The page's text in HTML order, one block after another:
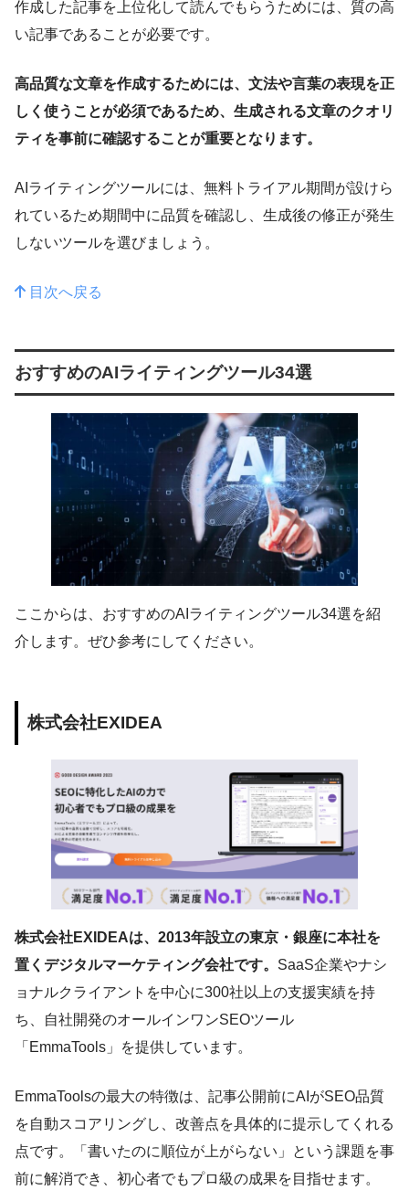
作成した記事を上位化して読んでもらうためには、質の高
い記事であることが必要です。
高品質な文章を作成するためには、文法や言葉の表現を正
しく使うことが必須であるため、生成される文章のクオリ
ティを事前に確認することが重要となります。
AIライティングツールには、無料トライアル期間が設けら
れているため期間中に品質を確認し、生成後の修正が発生
しないツールを選びましょう。
目次へ戻る
おすすめのAIライティングツール34選
ここからは、おすすめのAIライティングツール34選を紹
介します。ぜひ参考にしてください。
株式会社EXIDEA
株式会社EXIDEAは、2013年設立の東京・銀座に本社を
置くデジタルマーケティング会社です。 SaaS企業やナシ
ョナルクライアントを中心に300社以上の支援実績を持
ち、自社開発のオールインワンSEOツール
「EmmaTools」を提供しています。
EmmaToolsの最大の特徴は、記事公開前にAIがSEO品質
を自動スコアリングし、改善点を具体的に提示してくれる
点です。「書いたのに順位が上がらない」という課題を事
前に解消でき、初心者でもプロ級の成果を目指せます。